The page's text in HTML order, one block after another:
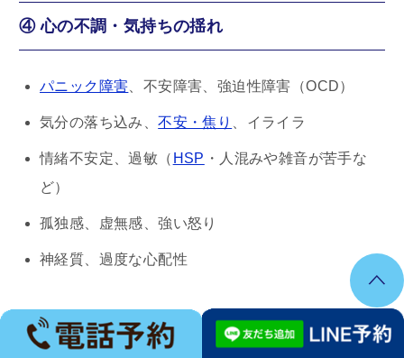
④ 心の不調・気持ちの揺れ
パニック障害 、不安障害、強迫性障害（OCD）
気分の落ち込み、不安・焦り 、イライラ
情緒不安定、過敏（ HSP ・人混みや雑音が苦手な
ど）
孤独感、虚無感、強い怒り
神経質、過度な心配性
⑤ 自律神経の乱れ